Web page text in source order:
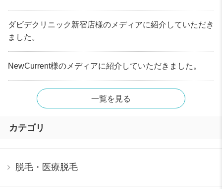
ダビデクリニック新宿店様のメディアに紹介していただき
ました。
NewCurrent様のメディアに紹介していただきました。
一覧を見る
カテゴリ
脱毛・医療脱毛